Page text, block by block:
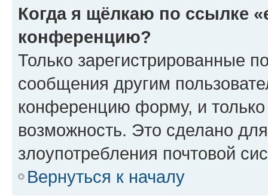
Когда я щёлкаю по ссылке
конференцию?
Только зарегистрированные
сообщения другим
конференцию форму, и
возможность. Это сделано
злоупотребления почтовой
Вернуться к началу